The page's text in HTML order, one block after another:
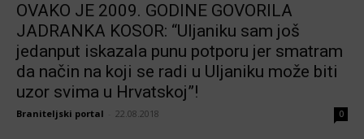
OVAKO JE 2009. GODINE GOVORILA
JADRANKA KOSOR: “Uljaniku sam još
jedanput iskazala punu potporu jer smatram
da način na koji se radi u Uljaniku može biti
uzor svima u Hrvatskoj”!
Braniteljski portal 22.08.2018 0